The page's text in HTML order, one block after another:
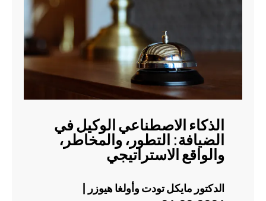
الذكاء الاصطناعي الوكيل في
الضيافة: التطور، والمخاطر،
والواقع الاستراتيجي
الدكتور مايكل تودت وأولغا هيوزر |